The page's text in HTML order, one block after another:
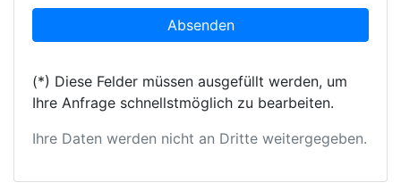
(*) Diese Felder müssen ausgefüllt werden, um
Ihre Anfrage schnellstmöglich zu bearbeiten.
Ihre Daten werden nicht an Dritte weitergegeben.